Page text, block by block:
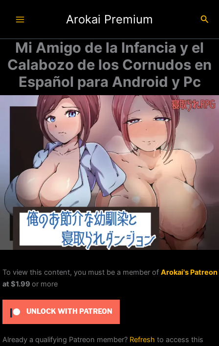
Arokai Premium
Mi Amigo de la Infancia y el
Calabozo de los Cornudos en
Español para Android y Pc
To view this content, you must be a member of Arokai's Patreon
at $1.99 or more
UNLOCK WITH PATREON
Already a qualifying Patreon member? Refresh to access this